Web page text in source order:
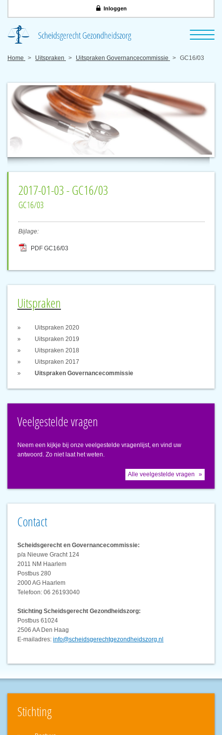
Inloggen
Home Uitspraken Uitspraken Governancecommissie GC16/03
Uitspraken
Uitspraken 2020
Uitspraken 2019
Uitspraken 2018
Uitspraken 2017
Uitspraken Governancecommissie
Veelgestelde vragen
Neem een kijkje bij onze veelgestelde vragenlijst, en vind uw
antwoord. Zo niet laat het weten.
Alle veelgestelde vragen
Contact
Scheidsgerecht en Governancecommissie:
p/a Nieuwe Gracht 124
2011 NM Haarlem
Postbus 280
2000 AG Haarlem
Telefoon: 06 26193040
Stichting Scheidsgerecht Gezondheidszorg:
Postbus 61024
2506 AA Den Haag
E-mailadres: info@scheidsgerechtgezondheidszorg.nl
2017-01-03 - GC16/03
GC16/03
Bijlage:
PDF GC16/03
Stichting